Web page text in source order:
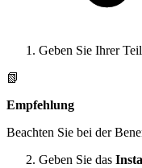
Geben Sie Ihrer
📗
Empfehlung
Beachten Sie bei der
Geben Sie das